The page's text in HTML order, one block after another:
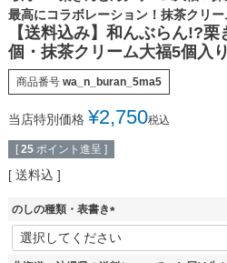
最高にコラボレーション！抹茶クリー
【送料込み】和んぶらん!?
個・抹茶クリーム大福5個入
商品番号 wa_n_buran_5ma5
当店特別価格 ¥2,750税込
[ 25 ポイント進呈 ]
送料込
のしの種類・表書き
(
必